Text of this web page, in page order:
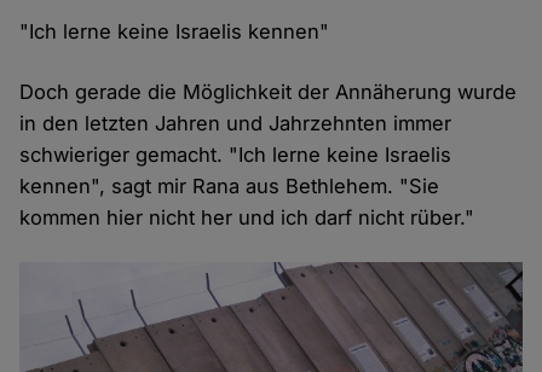
"Ich lerne keine Israelis kennen"
Doch gerade die Möglichkeit der Annäherung wurde
in den letzten Jahren und Jahrzehnten immer
schwieriger gemacht. "Ich lerne keine Israelis
kennen", sagt mir Rana aus Bethlehem. "Sie
kommen hier nicht her und ich darf nicht rüber."